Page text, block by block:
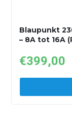
Blaupunkt
– 8A tot 16A
€399,00